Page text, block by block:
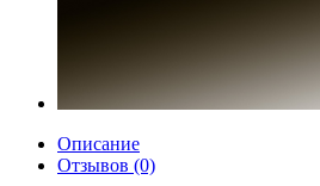
Описание
Отзывов (0)